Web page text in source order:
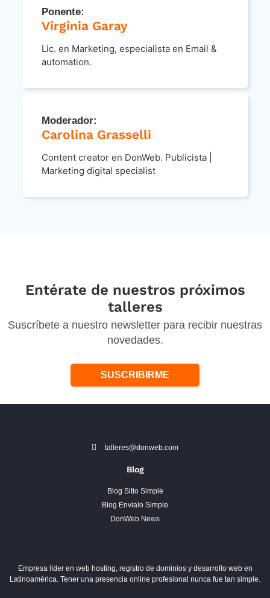
Ponente:
Virginia Garay
Lic. en Marketing, especialista en Email &
automation.
Moderador:
Carolina Grasselli
Content creator en DonWeb. Publicista |
Marketing digital specialist
Entérate de nuestros próximos
talleres
Suscríbete a nuestro newsletter para recibir nuestras
novedades.
SUSCRIBIRME
talleres@donweb.com
Blog
Blog Sitio Simple
Blog Envialo Simple
DonWeb News
Empresa líder en web hosting, registro de dominios y desarrollo web en
Latinoamérica. Tener una presencia online profesional nunca fue tan simple.